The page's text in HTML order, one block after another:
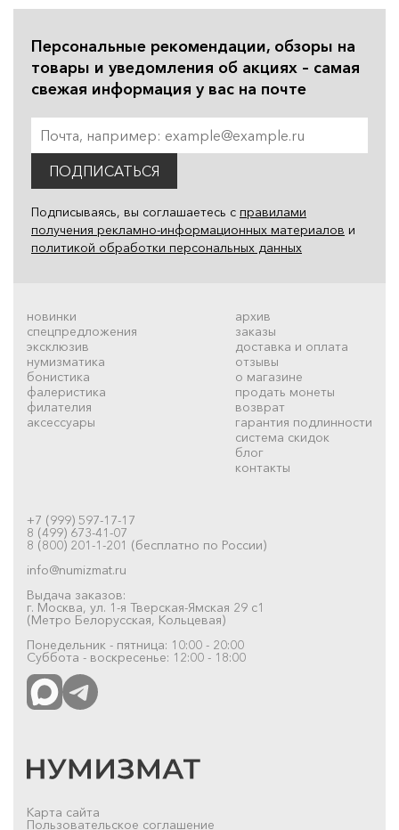
Персональные рекомендации, обзоры на
товары и уведомления об акциях – самая
свежая информация у вас на почте
ПОДПИСАТЬСЯ
Подписываясь, вы соглашаетесь с правилами
получения рекламно-информационных материалов и
политикой обработки персональных данных
новинки
спецпредложения
эксклюзив
нумизматика
бонистика
фалеристика
филателия
аксессуары
архив
заказы
доставка и оплата
отзывы
о магазине
продать монеты
возврат
гарантия подлинности
система скидок
блог
контакты
+7 (999) 597-17-17
8 (499) 673-41-07
8 (800) 201-1-201 (бесплатно по России)
info@numizmat.ru
Выдача заказов:
г. Москва, ул. 1-я Тверская-Ямская 29 с1
(Метро Белорусская, Кольцевая)
Понедельник - пятница: 10:00 - 20:00
Суббота - воскресенье: 12:00 - 18:00
Карта сайта
Пользовательское соглашение